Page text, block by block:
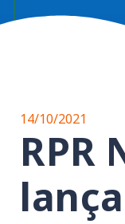
14/10/2021
RPR
lança